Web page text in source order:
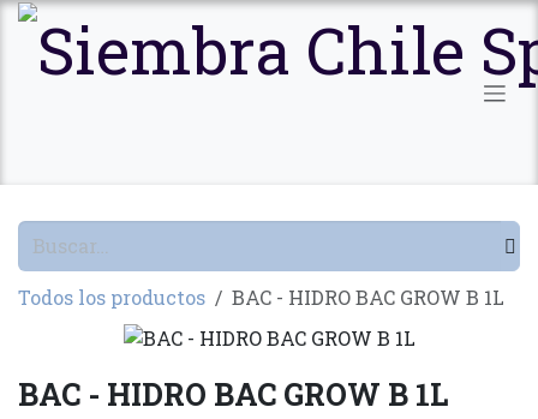
Ir al contenido
Todos los productos BAC - HIDRO BAC GROW B 1L
BAC - HIDRO BAC GROW B 1L